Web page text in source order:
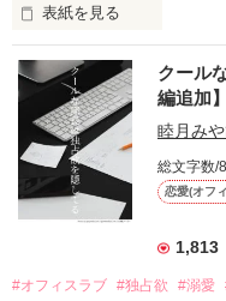
つ見せなくて……」
「そう、それは悪かった
て行ったのか？」
「ほんと変なゆめ……ふ
目の前に氷室鷹也、その
―――夢ではなく本物
表紙を見る
☆東雲  香澄（しののめ か
  蓮見不動産   ＯＬ、27歳
×
☆蓮見  慧（はすみ けい
   蓮見不動産の社長令息 、30歳
今日は上司の歓送会。
でも仕事が終わらず、
私はオフィスでひとり残
クール
編追加】
睦月み
総文字数/
恋愛(オフ
1,813
#オフィスラブ #独占欲 #溺愛